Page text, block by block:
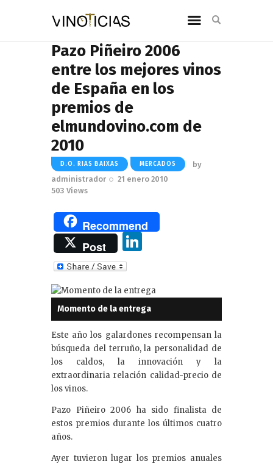
Pazo Piñeiro 2006
entre los mejores vinos
de España en los
premios de
elmundovino.com de
2010
D.O. RIAS BAIXAS MERCADOS
by
administrador
21 enero 2010
503 Views
Recommend
Post
e
dI
n
Momento de la entrega
Este año los galardones recompensan la
búsqueda del terruño, la personalidad de
los caldos, la innovación y la
extraordinaria relación calidad-precio de
los vinos.
Pazo Piñeiro 2006 ha sido finalista de
estos premios durante los últimos cuatro
años.
Ayer tuvieron lugar los premios anuales